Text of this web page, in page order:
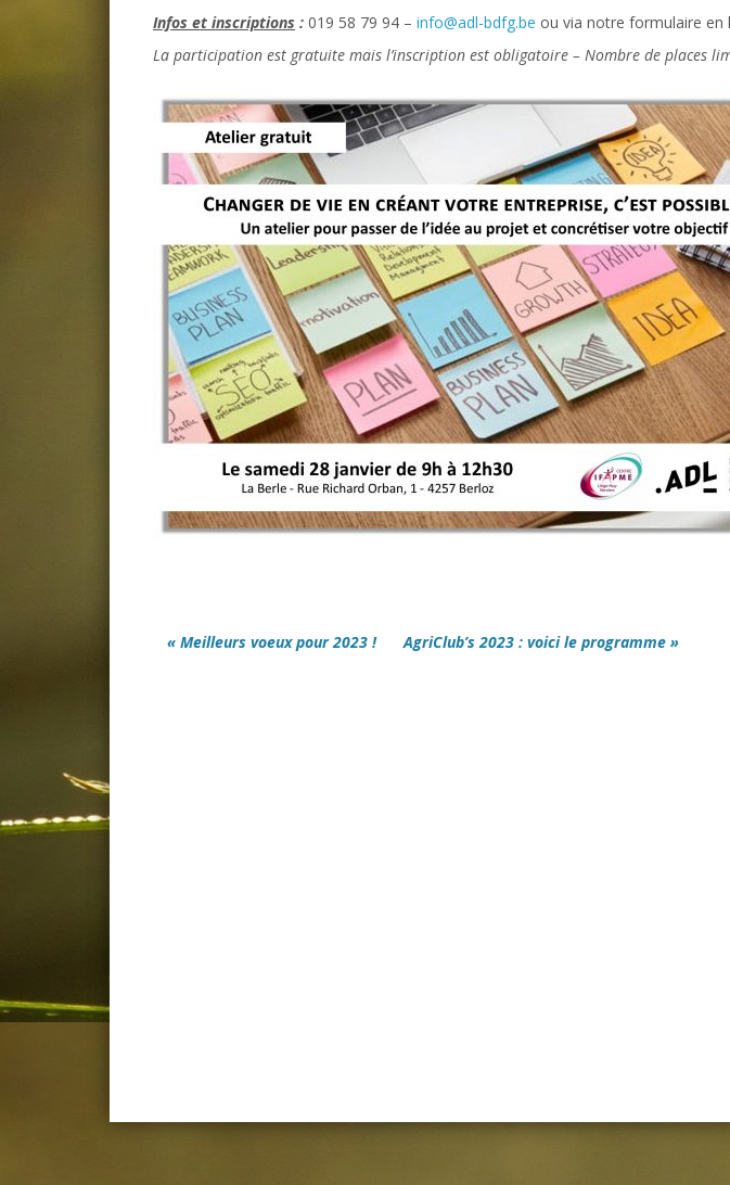
Infos et inscriptions : 019 58 79 94 – info@adl-bdfg.be ou via notre formulaire en
La participation est gratuite mais l’inscription est obligatoire – Nombre de places
« Meilleurs voeux pour 2023 ! AgriClub’s 2023 : voici le programme »